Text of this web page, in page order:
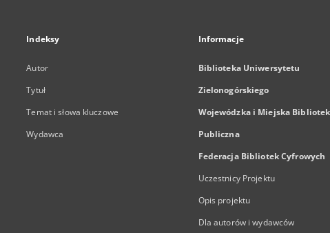
Indeksy
Autor
Tytuł
Temat i słowa kluczowe
Wydawca
Informacje
Biblioteka Uniwersytetu
Zielonogórskiego
Wojewódzka i Miejska
Publiczna
Federacja Bibliotek Cyfrowych
Uczestnicy Projektu
Opis projektu
Dla autorów i wydawców